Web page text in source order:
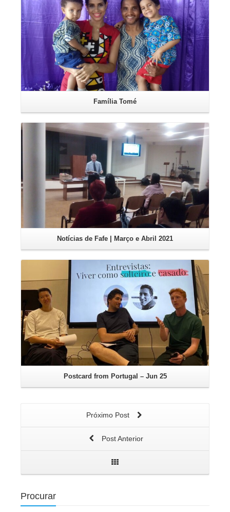
Família Tomé
Notícias de Fafe | Março e Abril 2021
Postcard from Portugal – Jun 25
Próximo Post
Post Anterior
Procurar